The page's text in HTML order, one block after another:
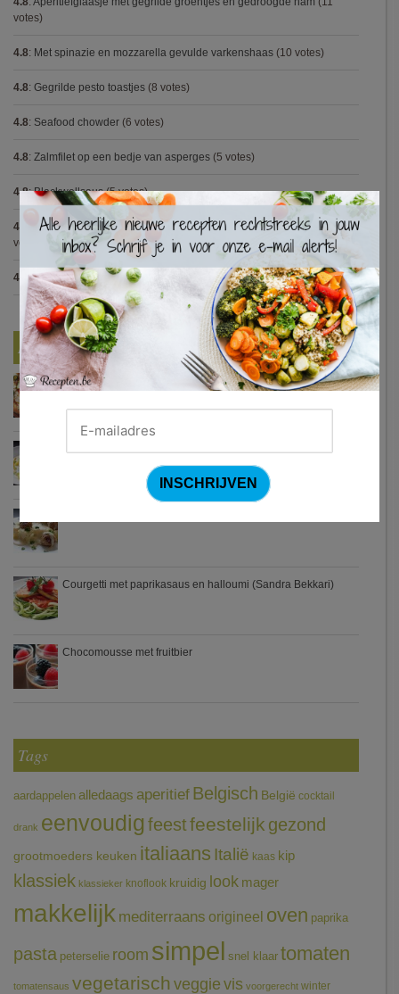
votes)
4.8: Met spinazie en mozzarella gevulde varkenshaas (10 votes)
4.8: Gegrilde pesto toastjes (8 votes)
4.8: Seafood chowder (6 votes)
4.8: Zalmfilet op een bedje van asperges (5 votes)
4.8:Blackwellsaus(5 votes)
4.7 Varkenshaasje met jagersaus en kroketten (Jeroen Meus)
(15
votes)
4.7:Gestoofde kip met dragon
Nieuwste Recepten
Turkse pizza met halloumi en courgette
Courgetti met paprikasaus en halloumi (Sandra Bekkari)
Chocomousse met fruitbier
Tags
aardappelen alledaags aperitief Belgisch België cocktail
drank eenvoudigfeestfeestelijk gezond
grootmoeders keuken italiaans Italië kaas kip
klassiek klassieker knoflook kruidig look mager
makkelijk mediterraans origineel oven paprika
pasta peterselie room simpel snel klaar tomaten
tomatensaus vegetarischveggie vis voorgerecht winter
×